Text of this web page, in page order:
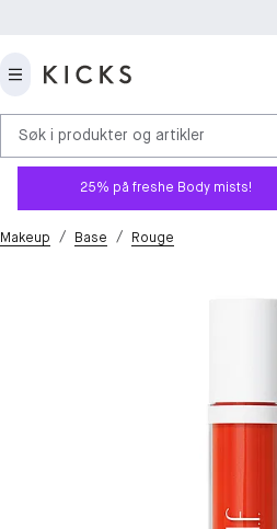
Søk i produkter og artikler
25% på freshe Body mists!
Makeup / Base / Rouge